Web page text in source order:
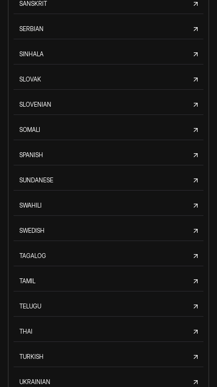
SANSKRIT
SERBIAN
SINHALA
SLOVAK
SLOVENIAN
SOMALI
SPANISH
SUNDANESE
SWAHILI
SWEDISH
TAGALOG
TAMIL
TELUGU
THAI
TURKISH
UKRAINIAN